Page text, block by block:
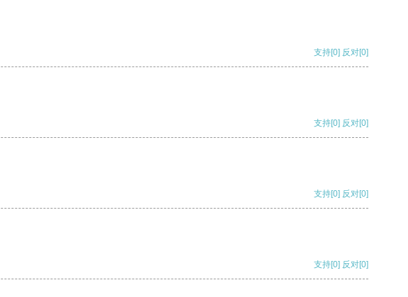
支持[0] 反对[0]
支持[0] 反对[0]
支持[0] 反对[0]
支持[0] 反对[0]